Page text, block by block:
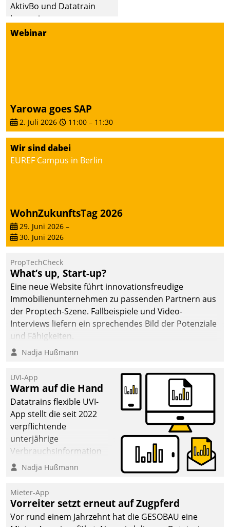
AktivBo und Datatrain
kooperieren –
Immobilienunternehmen
zielgerichtete
Mieterbefragungen – eine
starke Grundlage für
intelligente,
datengestützte
Entscheidungen.
Webinar
Yarowa goes SAP
2. Juli 2026 11:00 – 11:30
Wir sind dabei
EUREF Campus in Berlin
WohnZukunftsTag 2026
29. Juni 2026 –
30. Juni 2026
PropTechCheck
What’s up, Start-up?
Eine neue Website führt innovationsfreudige
Immobilienunternehmen zu passenden Partnern aus
der Proptech-Szene. Fallbeispiele und Video-
Interviews liefern ein sprechendes Bild der Potenziale
und Fähigkeiten.
Nadja Hußmann
UVI-App
Warm auf die Hand
Datatrains flexible UVI-
App stellt die seit 2022
verpflichtende
unterjährige
Verbrauchsinformation
schnell, zuverlässig und
Die monatlichen
Mitteilungen zum
Heizungs- und
Nadja Hußmann
Mieter-App
Vorreiter setzt erneut auf Zugpferd
Vor rund einem Jahrzehnt hat die GESOBAU eine